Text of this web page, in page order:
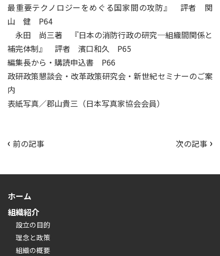
最重要テクノロジーをめぐる国家間の攻防』 評者 関
山 健 P64
永田 尚三著 『日本の消防行政の研究─組織間関係と
補完体制』 評者 濱口和久 P65
編集長から・購読申込書 P66
政研政策懇談会・改革政策研究会・新世紀セミナーのご案
内
表紙写真／郡山貴三（日本写真家協会会員）
投
ゲ
ー
シ
‹ 前の記事 次の記事 ›
ホーム
組織紹介
設立の目的
理念と政策
組織の概要